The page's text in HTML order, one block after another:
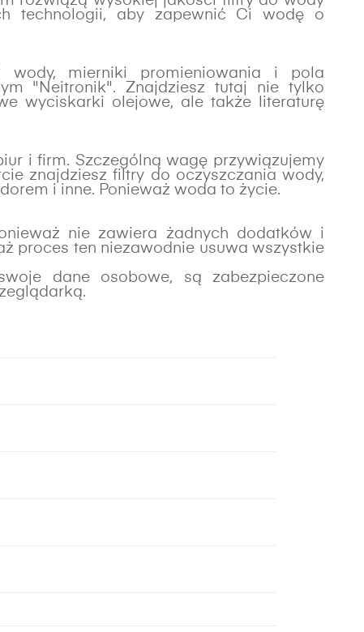
technologii, aby zapewnić Ci wodę o
wody, mierniki promieniowania i pola
"Neitronik". Znajdziesz tutaj nie tylko
wyciskarki olejowe, ale także literaturę
i firm. Szczególną wagę przywiązujemy
znajdziesz filtry do oczyszczania wody,
i inne. Ponieważ woda to życie.
nie zawiera żadnych dodatków i
proces ten niezawodnie usuwa wszystkie
dane osobowe, są zabezpieczone